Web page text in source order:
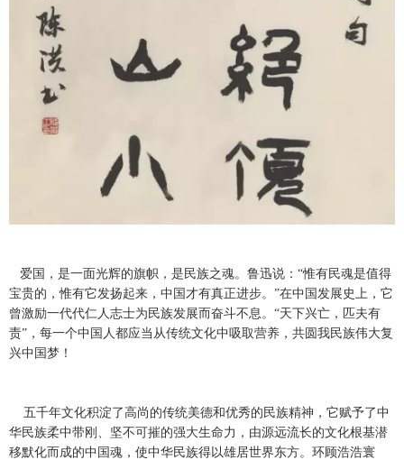
爱国，是一面光辉的旗帜，是民族之魂。鲁迅说：“惟有民魂是值得
宝贵的，惟有它发扬起来，中国才有真正进步。”在中国发展史上，它
曾激励一代代仁人志士为民族发展而奋斗不息。“天下兴亡，匹夫有
责”，每一个中国人都应当从传统文化中吸取营养，共圆我民族伟大复
兴中国梦！
五千年文化积淀了高尚的传统美德和优秀的民族精神，它赋予了中
华民族柔中带刚、坚不可摧的强大生命力，由源远流长的文化根基潜
移默化而成的中国魂，使中华民族得以雄居世界东方。环顾浩浩寰